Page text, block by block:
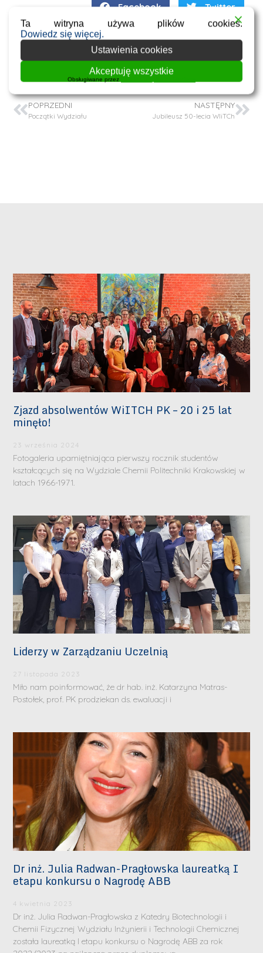
Facebook Twitter
WhatsApp Email
POPRZEDNI
Początki Wydziału
NASTĘPNY
Jubileusz 50-lecia WIiTCh
Zjazd absolwentów WiITCH PK – 20 i 25 lat
minęło!
23 września 2024
Fotogaleria upamiętniająca pierwszy rocznik studentów
kształcących się na Wydziale Chemii Politechniki Krakowskiej w
latach 1966-1971.
Liderzy w Zarządzaniu Uczelnią
27 listopada 2023
Miło nam poinformować, że dr hab. inż. Katarzyna Matras-
Postołek, prof. PK prodziekan ds. ewaluacji i
Dr inż. Julia Radwan-Pragłowska laureatką I
etapu konkursu o Nagrodę ABB
4 kwietnia 2023
Dr inż. Julia Radwan-Pragłowska z Katedry Biotechnologii i
Chemii Fizycznej Wydziału Inżynierii i Technologii Chemicznej
została laureatką I etapu konkursu o Nagrodę ABB za rok
Ta witryna używa plików cookies.
Dowiedz się więcej.
Ustawienia cookies
Akceptuję wszystkie
Obsługiwane przez WPLP Compliance Platform